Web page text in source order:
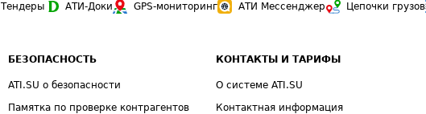
Тендеры АТИ-Доки GPS-мониторинг АТИ Мессенджер Цепочки грузов
БЕЗОПАСНОСТЬ
ATI.SU о безопасности
Памятка по проверке контрагентов
КОНТАКТЫ И ТАРИФЫ
О системе ATI.SU
Контактная информация